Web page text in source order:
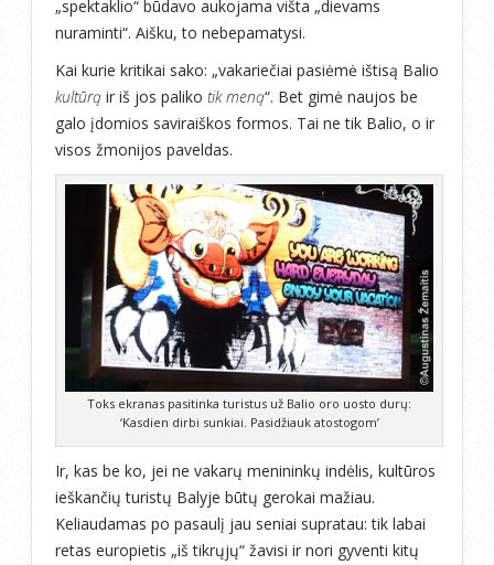
„spektaklio“ būdavo aukojama višta „dievams
nuraminti“. Aišku, to nebepamatysi.
Kai kurie kritikai sako: „vakariečiai pasiėmė ištisą Balio
kultūrą ir iš jos paliko tik meną“. Bet gimė naujos be
galo įdomios saviraiškos formos. Tai ne tik Balio, o ir
visos žmonijos paveldas.
Toks ekranas pasitinka turistus už Balio oro uosto durų:
‘Kasdien dirbi sunkiai. Pasidžiauk atostogom’
Ir, kas be ko, jei ne vakarų menininkų indėlis, kultūros
ieškančių turistų Balyje būtų gerokai mažiau.
Keliaudamas po pasaulį jau seniai supratau: tik labai
retas europietis „iš tikrųjų“ žavisi ir nori gyventi kitų